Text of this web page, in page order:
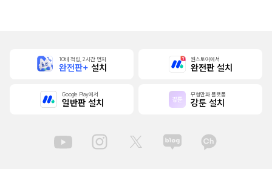
10배 적립, 2시간 먼저
완전판+ 설치
원스토어에서
완전판 설치
Google Play에서
일반판 설치
무협만화 플랫폼
강툰 설치